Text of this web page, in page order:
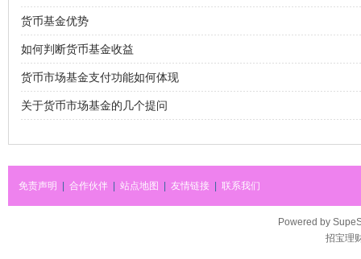
货币基金优势
如何判断货币基金收益
货币市场基金支付功能如何体现
关于货币市场基金的几个提问
免责声明 合作伙伴 站点地图 友情链接 联系我们
Powered by
招宝理